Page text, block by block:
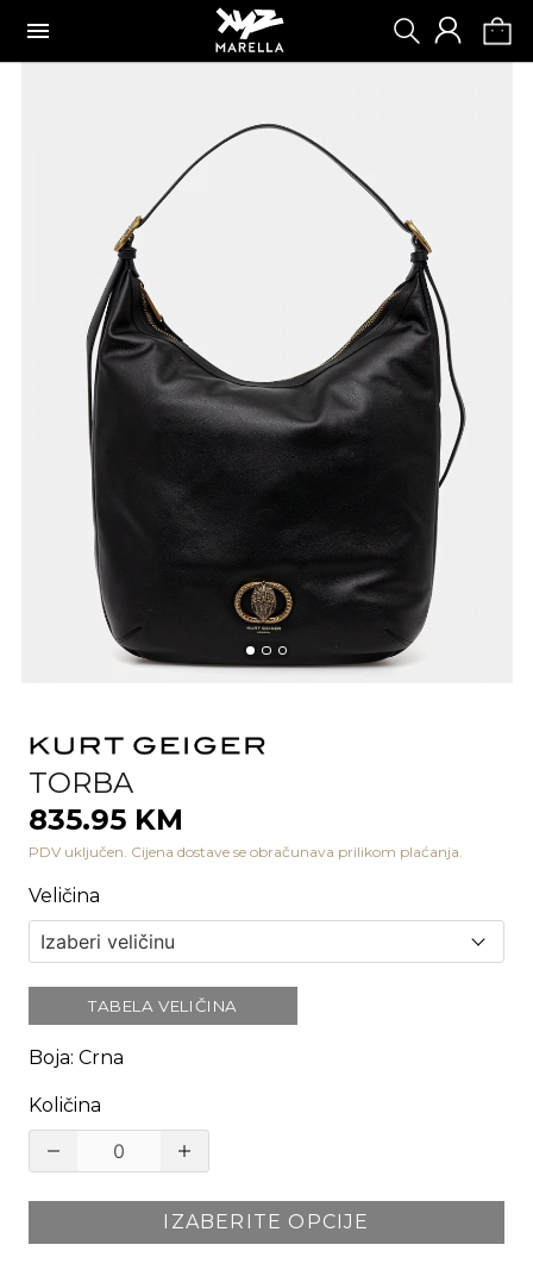
TORBA
835.95 KM
PDV uključen. Cijena dostave se obračunava prilikom plaćanja.
Veličina
TABELA VELIČINA
Boja: Crna
Količina
IZABERITE OPCIJE